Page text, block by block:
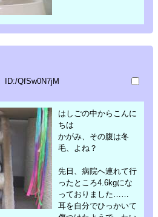
ID:/QfSw0N7jM
はしごの中からこんに
ちは
かがみ、その腹は冬
毛、よね？
先日、病院へ連れて行
ったところ4.6kgにな
っておりました……
耳を自分でひっかいて